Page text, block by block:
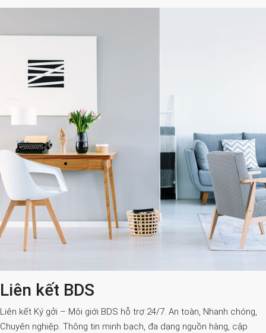
Liên kết BDS
Liên kết Ký gởi – Môi giới BDS hỗ trợ 24/7. An toàn, Nhanh chóng,
Chuyên nghiệp. Thông tin minh bạch, đa dạng nguồn hàng, cập